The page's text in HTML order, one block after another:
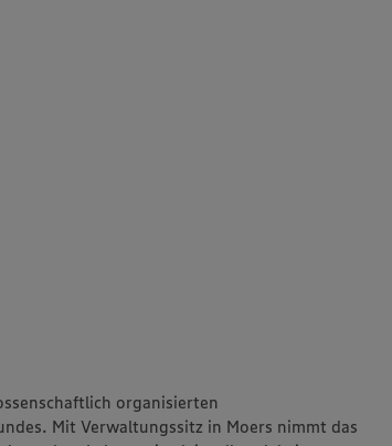
organisierten
Mit Verwaltungssitz in Moers nimmt das